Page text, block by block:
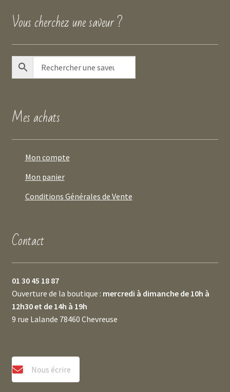
Vous cherchez une saveur ?
Mes achats
Mon compte
Mon panier
Conditions Générales de Vente
Contact
01 30 45 18 87
Ouverture de la boutique : mercredi à dimanche de 10h à
12h30 et de 14h à 19h
9 rue Lalande 78460 Chevreuse
Nous écrire